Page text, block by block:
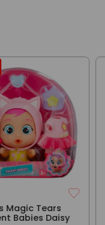
Magic Tears
Babies Daisy